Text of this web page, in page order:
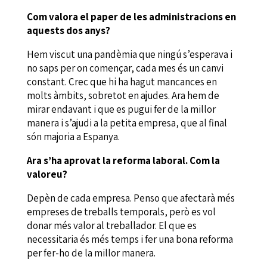
Com valora el paper de les administracions en
aquests dos anys?
Hem viscut una pandèmia que ningú s’esperava i
no saps per on començar, cada mes és un canvi
constant. Crec que hi ha hagut mancances en
molts àmbits, sobretot en ajudes. Ara hem de
mirar endavant i que es pugui fer de la millor
manera i s’ajudi a la petita empresa, que al final
són majoria a Espanya.
Ara s’ha aprovat la reforma laboral. Com la
valoreu?
Depèn de cada empresa. Penso que afectarà més
empreses de treballs temporals, però es vol
donar més valor al treballador. El que es
necessitaria és més temps i fer una bona reforma
per fer-ho de la millor manera.